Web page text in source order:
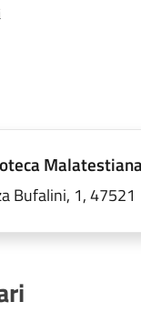
Malatestiana
Bufalini, 1, 47521